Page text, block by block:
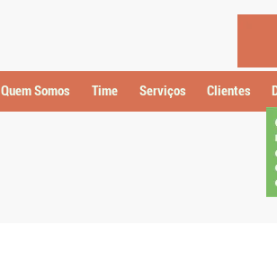
Quem Somos Time Serviços Clientes